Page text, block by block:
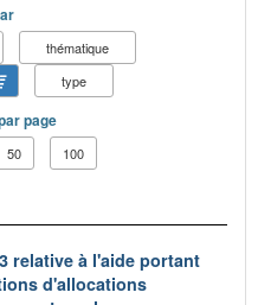
thématique
type
page
50 100
relative à l'aide portant
d'allocations